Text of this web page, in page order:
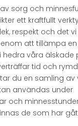
sorg och
ett kraftfullt
respekt och det
att tillämpa
hedra våra älskade
tid och
du en samling av
användas under
och
de som har